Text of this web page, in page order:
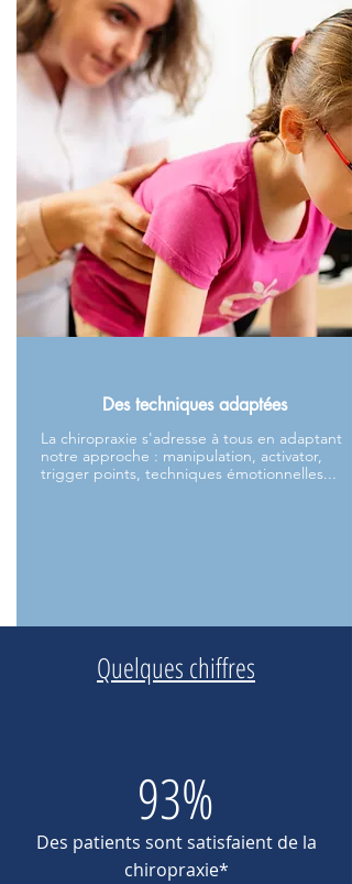
Des techniques adaptées
La chiropraxie s'adresse à tous en adaptant
notre approche : manipulation, activator,
trigger points, techniques émotionnelles...
Quelques chiffres
93%
Des patients sont satisfaient de la
chiropraxie*